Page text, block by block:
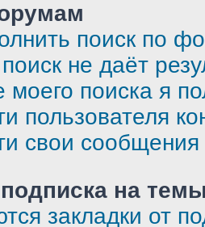
поиск по
не даёт
моего поиска я
пользователя
свои
на
закладки от